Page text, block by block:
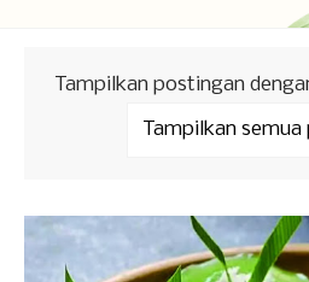
Tampilkan postingan
Tampilkan